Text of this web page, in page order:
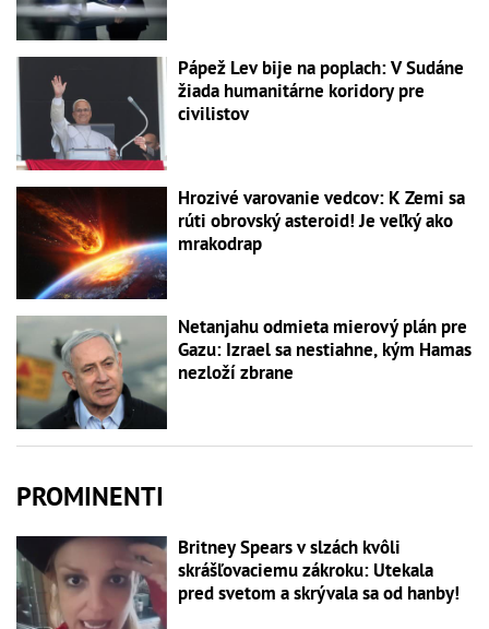
Pápež Lev bije na poplach: V Sudáne
žiada humanitárne koridory pre
civilistov
Hrozivé varovanie vedcov: K Zemi sa
rúti obrovský asteroid! Je veľký ako
mrakodrap
Netanjahu odmieta mierový plán pre
Gazu: Izrael sa nestiahne, kým Hamas
nezloží zbrane
PROMINENTI
Britney Spears v slzách kvôli
skrášľovaciemu zákroku: Utekala
pred svetom a skrývala sa od hanby!